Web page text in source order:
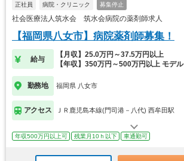
正社員 病院・クリニック 募集停止
社会医療法人筑水会 筑水会病院の薬剤師求人
【福岡県八女市】病院薬剤師募集！
給与
【月収】25.0万円～37.5万円以上
【年収】350万円～500万円以上 モデル
勤務地 福岡県 八女市
アクセス ＪＲ鹿児島本線(門司港－八代) 西牟田駅
年収500万円以上可 残業月10ｈ以下 車通勤可